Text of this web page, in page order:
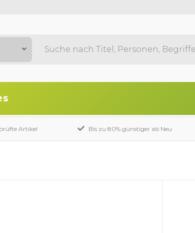
Artikel Bis zu 80% günstiger als Neu